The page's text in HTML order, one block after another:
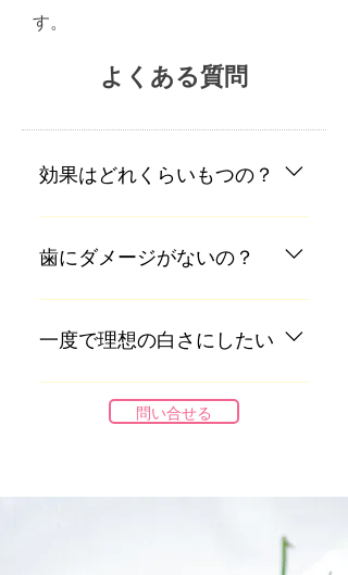
す。
よくある質問
効果はどれくらいもつの？
１度のホワイトニングを重ねると
半年～1年ぐらいの効果が持ちま
す。 ※個人差や普段の食生活も関
係します。
歯にダメージがないの？
歯に優しいホワイトニング材を使
用。ナノサイズのアパタイトが歯
質を強化します。痛みの少ないし
みにくい施術方法で安心してホワ
イトニングして頂けます。
一度で理想の白さにしたい
１度で極端に白くするのはホワイ
トニング材やライトが強く、痛み
な白さになります。
問い合せる